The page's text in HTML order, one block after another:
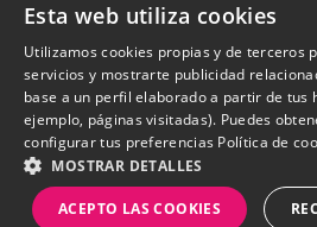
QUIENES
Esta web utiliza cookies
Utilizamos cookies propias y de terceros
servicios y mostrarte publicidad
base a un perfil elaborado a partir de tus
ejemplo, páginas visitadas). Puedes
configurar tus preferencias Política de
MOSTRAR DETALLES
ACEPTO LAS COOKIES